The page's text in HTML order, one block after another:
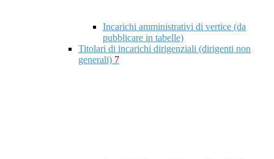
Incarichi amministrativi di vertice (da
pubblicare in tabelle)
Titolari di incarichi dirigenziali (dirigenti non
generali) 7